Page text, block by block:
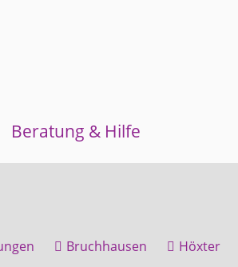
Jugendarbeit
Beratung & Hilfe
Krebsberatung
Bruchhausen Höxter